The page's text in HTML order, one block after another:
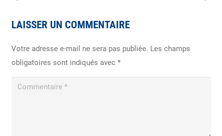
LAISSER UN COMMENTAIRE
Votre adresse e-mail ne sera pas publiée. Les champs
obligatoires sont indiqués avec *